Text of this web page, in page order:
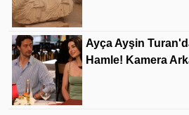
Ayça Ayşin
Hamle! Kamera